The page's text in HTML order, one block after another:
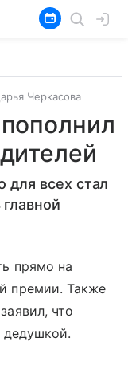
Черкасова
всех стал
прямо на
премии. Также
что
дедушкой.